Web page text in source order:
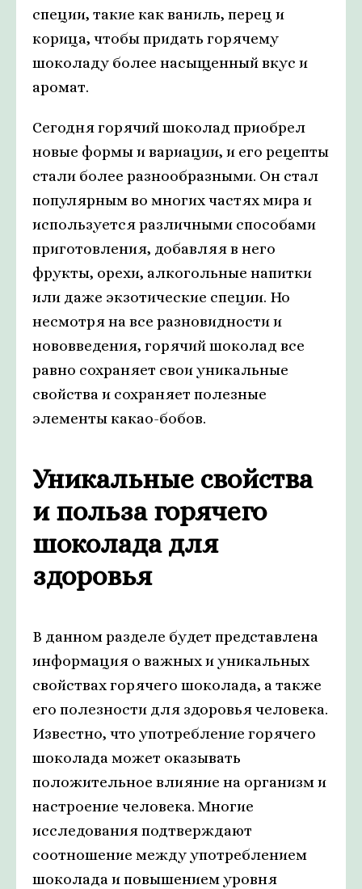
специи, такие как ваниль, перец и
корица, чтобы придать горячему
шоколаду более насыщенный вкус и
аромат.
Сегодня горячий шоколад приобрел
новые формы и вариации, и его рецепты
стали более разнообразными. Он стал
популярным во многих частях мира и
используется различными способами
приготовления, добавляя в него
фрукты, орехи, алкогольные напитки
или даже экзотические специи. Но
несмотря на все разновидности и
нововведения, горячий шоколад все
равно сохраняет свои уникальные
свойства и сохраняет полезные
элементы какао-бобов.
Уникальные свойства
и польза горячего
шоколада для
здоровья
В данном разделе будет представлена
информация о важных и уникальных
свойствах горячего шоколада, а также
его полезности для здоровья человека.
Известно, что употребление горячего
шоколада может оказывать
положительное влияние на организм и
настроение человека. Многие
исследования подтверждают
соотношение между употреблением
шоколада и повышением уровня